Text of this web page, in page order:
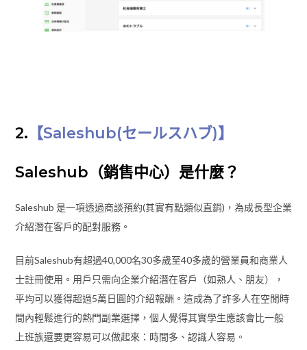
2. 【Saleshub(セールスハブ)】
Saleshub（銷售中心）是什麼？
Saleshub 是一項透過商談預約(其實有點類似直銷)，為成長型企業
介紹潛在客戶的配對服務。
目前Saleshub有超過40,000名30多歲至40多歲的營業員和商業人
士註冊使用。用戶只需向企業介紹潛在客戶（如熟人、朋友），
平均可以獲得超過5萬日圓的介紹報酬。這成為了許多人在空閒時
間內輕鬆進行的熱門副業選擇，個人覺得其實學生應該會比一般
上班族還要更容易可以做起來：時間多、認識人容易。